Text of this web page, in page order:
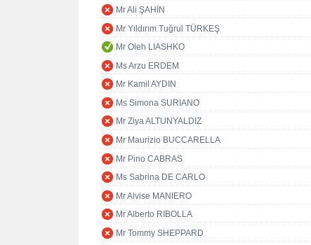
Mr Ali ŞAHİN
Mr Yıldırım Tuğrul TÜRKEŞ
Mr Oleh LIASHKO
Ms Arzu ERDEM
Mr Kamil AYDIN
Ms Simona SURIANO
Mr Ziya ALTUNYALDIZ
Mr Maurizio BUCCARELLA
Mr Pino CABRAS
Ms Sabrina DE CARLO
Mr Alvise MANIERO
Mr Alberto RIBOLLA
Mr Tommy SHEPPARD